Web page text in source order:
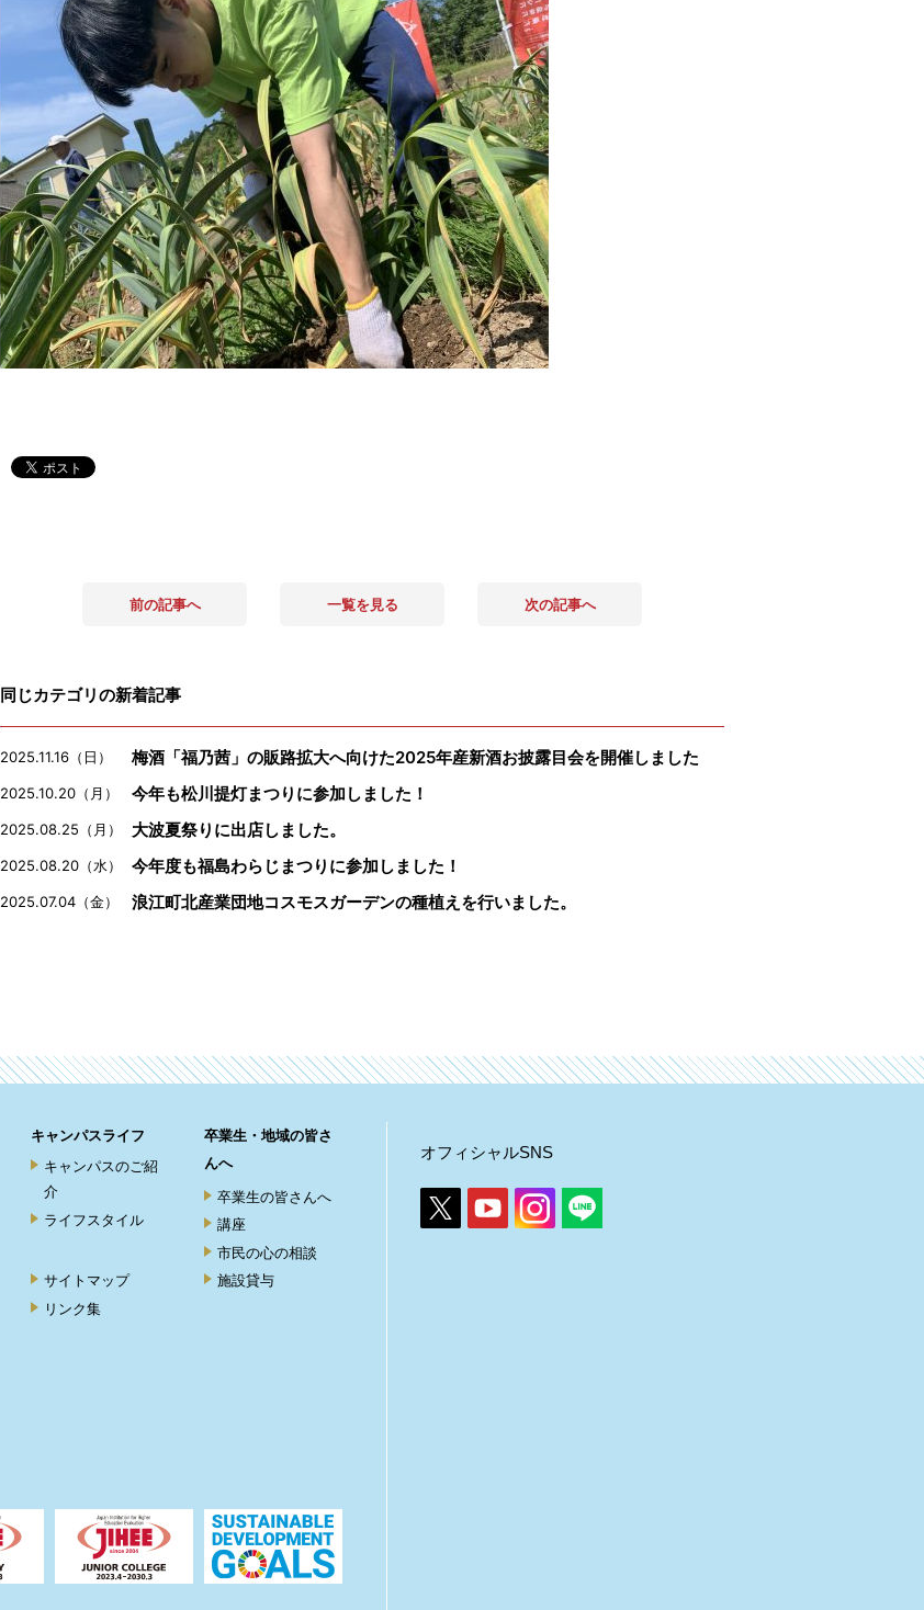
前の記事へ 一覧を見る 次の記事へ
同じカテゴリの新着記事
2025.11.16（日） 梅酒「福乃茜」の販路拡大へ向けた2025年産新酒お披露目会を開催しました
2025.10.20（月） 今年も松川提灯まつりに参加しました！
2025.08.25（月） 大波夏祭りに出店しました。
2025.08.20（水） 今年度も福島わらじまつりに参加しました！
2025.07.04（金） 浪江町北産業団地コスモスガーデンの種植えを行いました。
キャンパスライフ
キャンパスのご紹
介
ライフスタイル
サイトマップ
リンク集
卒業生・地域の皆さ
んへ
卒業生の皆さんへ
講座
市民の心の相談
施設貸与
オフィシャルSNS